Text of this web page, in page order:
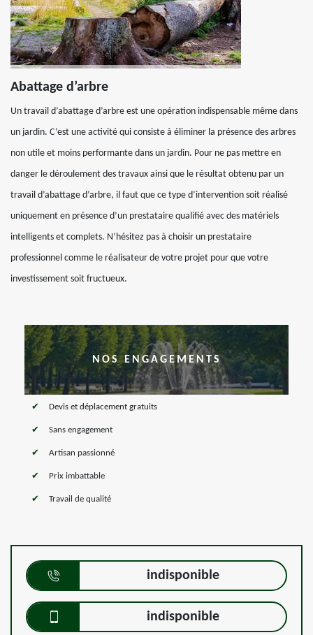
Abattage d’arbre
Un travail d’abattage d’arbre est une opération indispensable même dans
un jardin. C’est une activité qui consiste à éliminer la présence des arbres
non utile et moins performante dans un jardin. Pour ne pas mettre en
danger le déroulement des travaux ainsi que le résultat obtenu par un
travail d’abattage d’arbre, il faut que ce type d’intervention soit réalisé
uniquement en présence d’un prestataire qualifié avec des matériels
intelligents et complets. N’hésitez pas à choisir un prestataire
professionnel comme le réalisateur de votre projet pour que votre
investissement soit fructueux.
NOS ENGAGEMENTS
Devis et déplacement gratuits
Sans engagement
Artisan passionné
Prix imbattable
Travail de qualité
indisponible
indisponible